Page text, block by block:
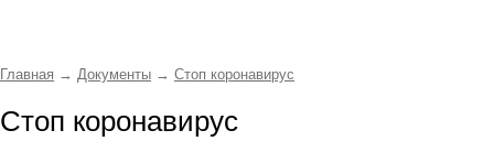
Главная → Документы → Стоп коронавирус
Стоп коронавирус